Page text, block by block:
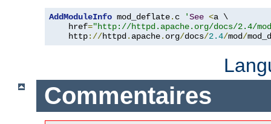
AddModuleInfo mod_deflate. c 'See <a \
    href
="http://httpd.apache.org/docs/2.4/
    http
://httpd. apache. org/docs/2.4/mod/
Commentaires